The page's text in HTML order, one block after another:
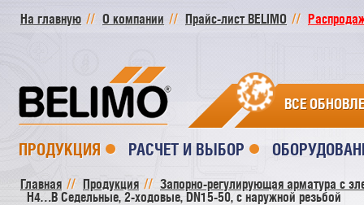
На главную О компании Прайс-лист BELIMO
ВСЕ
ПРОДУКЦИЯ РАСЧЕТ И ВЫБОР
Главная Продукция
Запорно-регулирующая арматура с
H4…B Седельные, 2-ходовые, DN15-50, с наружной резьбой